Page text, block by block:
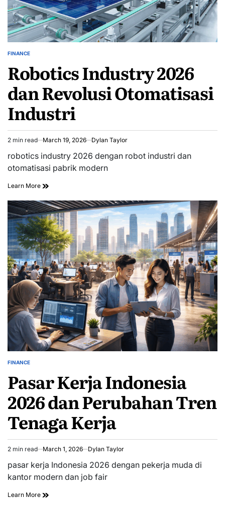
POSTED
FINANCE
Robotics Industry 2026
dan Revolusi Otomatisasi
Industri
Estimated
read
time
2 min read March 19, 2026 Dylan Taylor
robotics industry 2026 dengan robot industri dan
otomatisasi pabrik modern
Learn More
POSTED
FINANCE
Pasar Kerja Indonesia
2026 dan Perubahan Tren
Tenaga Kerja
Estimated
read
time
2 min read March 1, 2026 Dylan Taylor
pasar kerja Indonesia 2026 dengan pekerja muda di
kantor modern dan job fair
Learn More